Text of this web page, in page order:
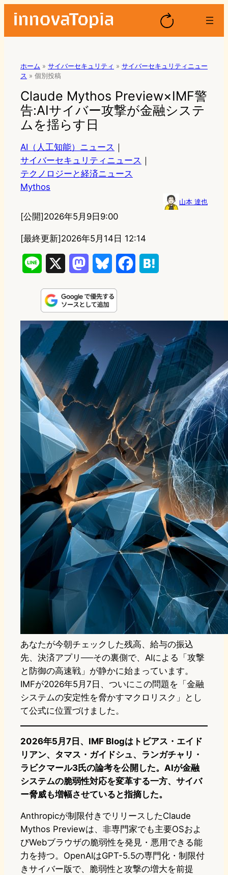
ホーム » サイバーセキュリティ » サイバーセキュリティニュー
ス » 個別投稿
Claude Mythos Preview×IMF警
告:AIサイバー攻撃が金融システ
ムを揺らす日
AI（人工知能）ニュース ｜
サイバーセキュリティニュース ｜
テクノロジーと経済ニュース
Mythos
山本 達也
[公開]2026年5月9日9:00
[最終更新]2026年5月14日 12:14
n
e
s
t
d
o
u
e
k
e
b
k
e
a
あなたが今朝チェックした残高、給与の振込
先、決済アプリ──その裏側で、AIによる「攻撃
と防御の高速戦」が静かに始まっています。
IMFが2026年5月7日、ついにこの問題を「金融
システムの安定性を脅かすマクロリスク」とし
て公式に位置づけました。
2026年5月7日、IMF Blogはトビアス・エイド
リアン、タマス・ガイドシュ、ランガチャリ・
ラビクマール3氏の論考を公開した。AIが金融
システムの脆弱性対応を変革する一方、サイバ
ー脅威も増幅させていると指摘した。
Anthropicが制限付きでリリースしたClaude
Mythos Previewは、非専門家でも主要OSおよ
びWebブラウザの脆弱性を発見・悪用できる能
力を持つ。OpenAIはGPT-5.5の専門化・制限付
きサイバー版で、脆弱性と攻撃の増大を前提